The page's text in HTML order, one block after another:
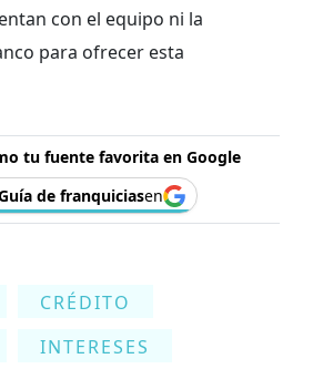
con el equipo ni la
para ofrecer esta
tu fuente favorita en Google
de franquiciasen
CRÉDITO
INTERESES